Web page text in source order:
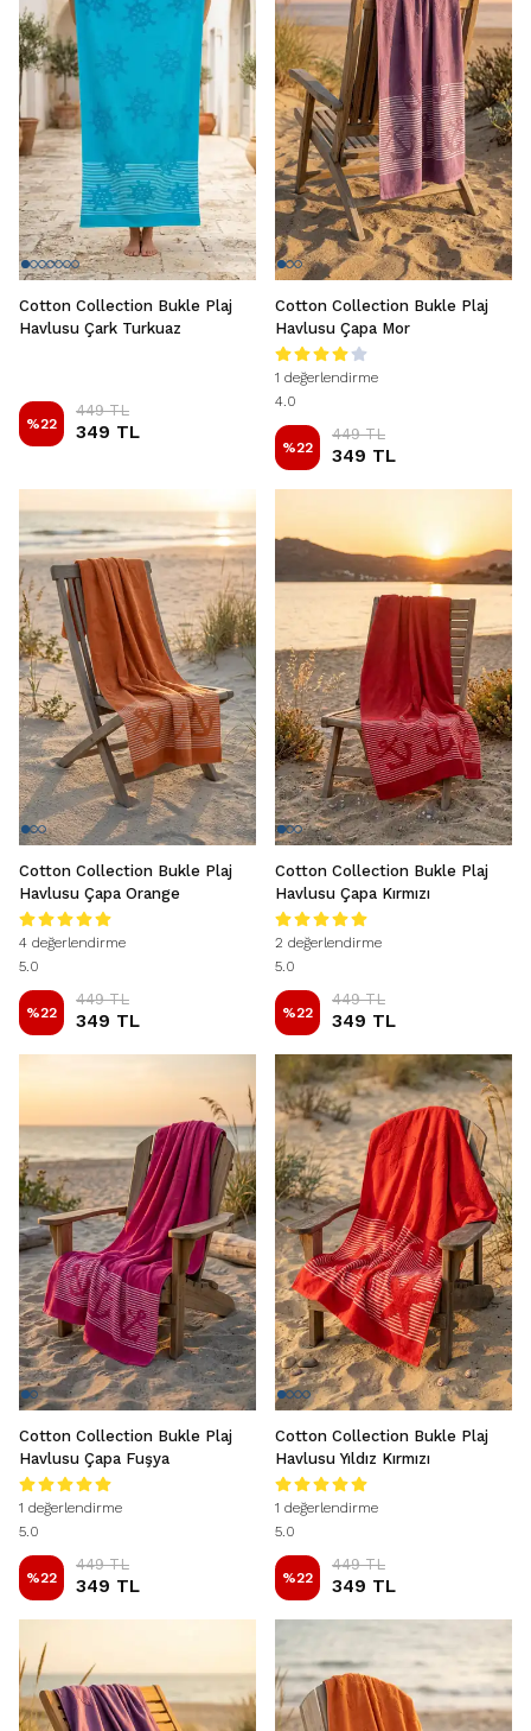
Cotton Collection Bukle Plaj
Havlusu Çark Turkuaz
%22
449 TL
349 TL
Cotton Collection Bukle Plaj
Havlusu Çapa Mor
1 değerlendirme
4.0
%22
449 TL
349 TL
Cotton Collection Bukle Plaj
Havlusu Çapa Orange
4 değerlendirme
5.0
%22
449 TL
349 TL
Cotton Collection Bukle Plaj
Havlusu Çapa Kırmızı
2 değerlendirme
5.0
%22
449 TL
349 TL
Cotton Collection Bukle Plaj
Havlusu Çapa Fuşya
1 değerlendirme
5.0
%22
449 TL
349 TL
Cotton Collection Bukle Plaj
Havlusu Yıldız Kırmızı
1 değerlendirme
5.0
%22
449 TL
349 TL